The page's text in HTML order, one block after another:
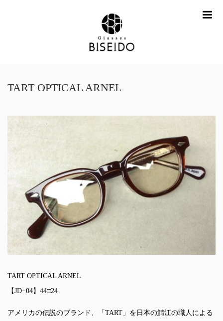
TART OPTICAL ARNEL
TART OPTICAL ARNEL
【JD−04】44□24
アメリカの伝説のブランド、「TART」を日本の鯖江の職人による